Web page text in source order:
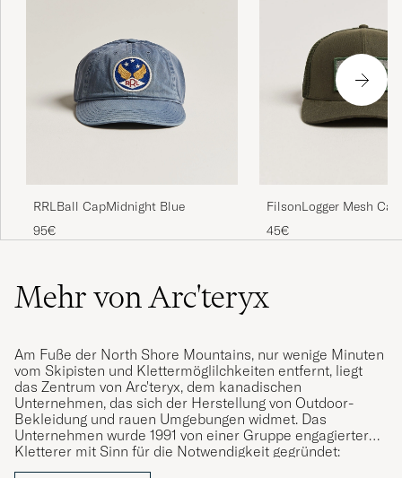
RRLBall CapMidnight Blue
95€
FilsonLogger Mesh
Green
45€
Mehr von Arc'teryx
Am Fuße der North Shore Mountains, nur wenige Minuten
vom Skipisten und Klettermöglilchkeiten entfernt, liegt
das Zentrum von Arc'teryx, dem kanadischen
Unternehmen, das sich der Herstellung von Outdoor-
Bekleidung und rauen Umgebungen widmet. Das
Unternehmen wurde 1991 von einer Gruppe engagierter
Kletterer mit Sinn für die Notwendigkeit gegründet:
einfache Lösungen für komplexe Herausforderungen und